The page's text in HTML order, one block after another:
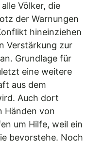
Völker, die
der Warnungen
hineinziehen
Verstärkung zur
Grundlage für
eine weitere
aus dem
Auch dort
Händen von
um Hilfe, weil ein
bevorstehe. Noch